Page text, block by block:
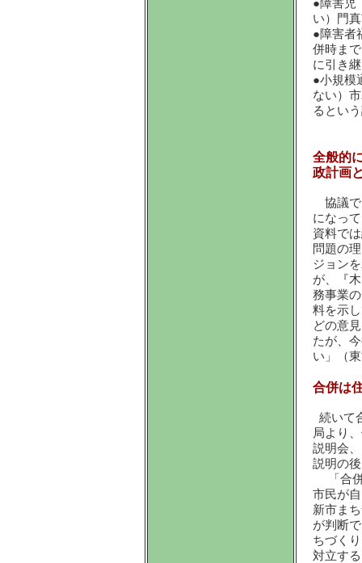
●障害児
い）門
●障害者
併時ま
に引き
●小規模
ない）
るとい
全般的
政計画
協議で
になっ
資料で
問題の
ジョン
が、『
務事業
料を示
どの意
たが、
い」（
合併は
続いて
局より
説明会
説明の
「合併
市民が
新市ま
が判断
ちづく
対立す